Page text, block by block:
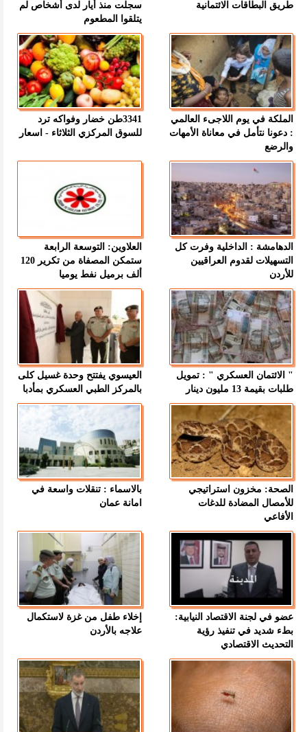
طريق البطاقات الائتمانية
سجلت منذ أيار لدى أشخاص لم
يتلقوا المطعوم
الملكة في يوم اللاجىء العالمي
: دعونا نتأمل في معاناة الأمهات
والرضع
3341طن خضار وفواكه ترد
للسوق المركزي الثلاثاء - اسعار
الدهامشة : الداخلية وفرت كل
التسهيلات لقدوم العراقيين
للأردن
العلاوين: التوسعة الرابعة
ستمكن المصفاة من تكرير 120
ألف برميل نفط يوميا
" الائتمان العسكري " : تمويل
طلبات بقيمة 13 مليون دينار
العيسوي يفتتح وحدة غسيل كلى
بالمركز الطبي العسكري بمأدبا
الصحة: مخزون استراتيجي
للأمصال المضادة للدغات
الأفاعي
بالاسماء : تنقلات واسعة في
امانة عمان
عضو في لجنة الاقتصاد النيابية:
بطء شديد في تنفيذ رؤية
التحديث الاقتصادي
إخلاء طفل من غزة لاستكمال
علاجه بالأردن